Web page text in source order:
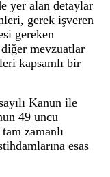
yer alan detaylar
gerek işveren
gereken
mevzuatlar
kapsamlı bir
Kanun ile
49 uncu
zamanlı
esas